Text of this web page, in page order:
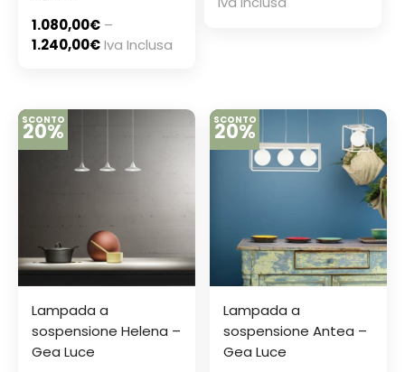
1.080,00€ –
1.240,00€Iva Inclusa
SCONTO
20%
Lampada a
sospensione Helena –
Gea Luce
SCONTO
20%
Lampada a
sospensione Antea –
Gea Luce